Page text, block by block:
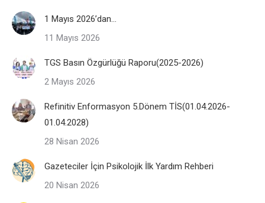
1 Mayıs 2026’dan…
11 Mayıs 2026
TGS Basın Özgürlüğü Raporu(2025-2026)
2 Mayıs 2026
Refinitiv Enformasyon 5.Dönem TİS(01.04.2026-
01.04.2028)
28 Nisan 2026
Gazeteciler İçin Psikolojik İlk Yardım Rehberi
20 Nisan 2026